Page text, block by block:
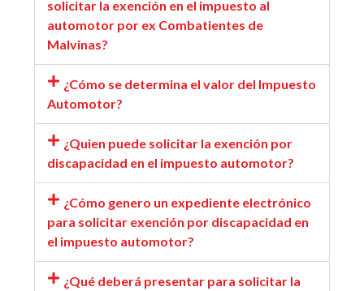
solicitar la exención en el impuesto al
automotor por ex Combatientes de
Malvinas?
¿Cómo se determina el valor del Impuesto
Automotor?
¿Quien puede solicitar la exención por
discapacidad en el impuesto automotor?
¿Cómo genero un expediente electrónico
para solicitar exención por discapacidad en
el impuesto automotor?
¿Qué deberá presentar para solicitar la